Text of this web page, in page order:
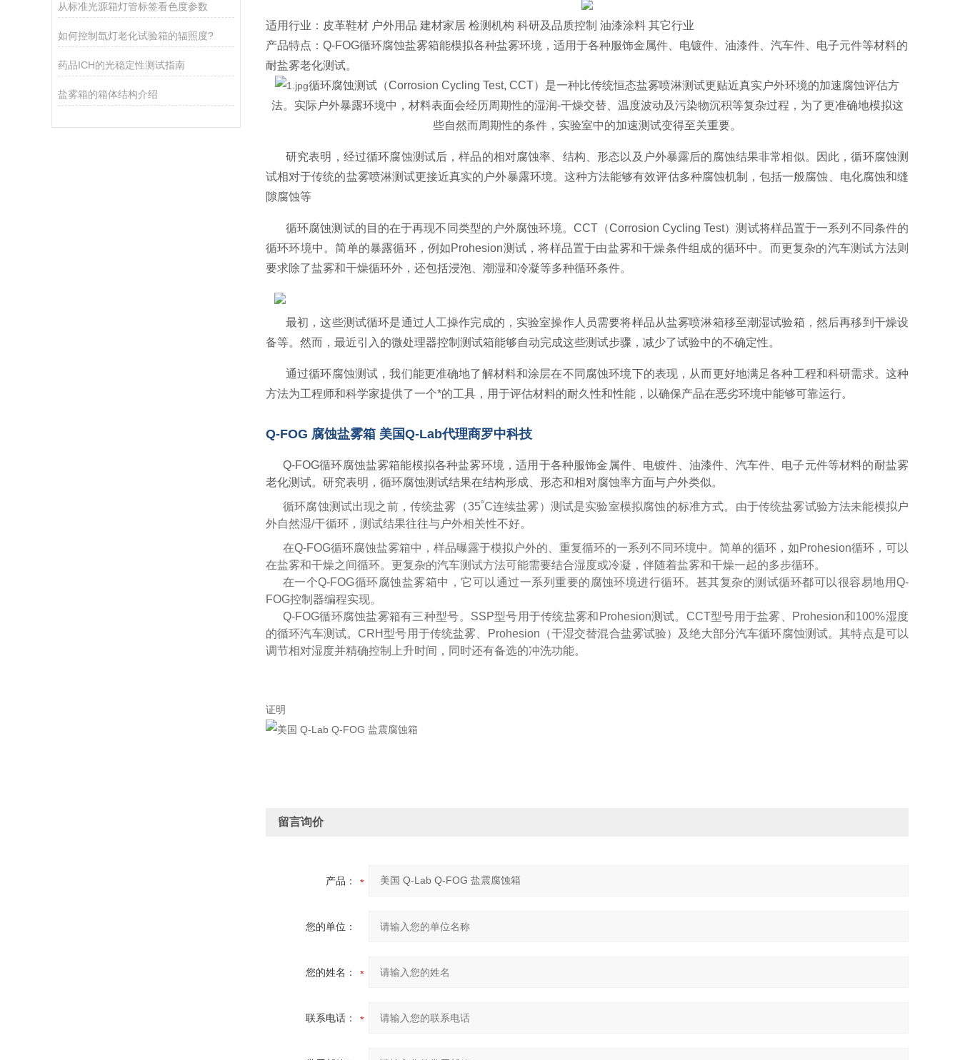
从标准光源箱灯管标签看色度参数
如何控制氙灯老化试验箱的辐照度?
药品ICH的光稳定性测试指南
盐雾箱的箱体结构介绍
适用行业：皮革鞋材 户外用品 建材家居 检测机构 科研及品质控制 油漆涂料 其它行业
产品特点：Q-FOG循环腐蚀盐雾箱能模拟各种盐雾环境，适用于各种服饰金属件、电镀件、油漆件、汽车件、电子元件等材料的
耐盐雾老化测试。
循环腐蚀测试（Corrosion Cycling Test, CCT）是一种比传统恒态盐雾喷淋测试更贴近真实户外环境的加速腐蚀评估方
法。实际户外暴露环境中，材料表面会经历周期性的湿润-干燥交替、温度波动及污染物沉积等复杂过程，为了更准确地模拟这
些自然而周期性的条件，实验室中的加速测试变得至关重要。
研究表明，经过循环腐蚀测试后，样品的相对腐蚀率、结构、形态以及户外暴露后的腐蚀结果非常相似。因此，循环腐蚀测
试相对于传统的盐雾喷淋测试更接近真实的户外暴露环境。这种方法能够有效评估多种腐蚀机制，包括一般腐蚀、电化腐蚀和缝
隙腐蚀等
循环腐蚀测试的目的在于再现不同类型的户外腐蚀环境。CCT（Corrosion Cycling Test）测试将样品置于一系列不同条件的
循环环境中。简单的暴露循环，例如Prohesion测试，将样品置于由盐雾和干燥条件组成的循环中。而更复杂的汽车测试方法则
要求除了盐雾和干燥循环外，还包括浸泡、潮湿和冷凝等多种循环条件。
最初，这些测试循环是通过人工操作完成的，实验室操作人员需要将样品从盐雾喷淋箱移至潮湿试验箱，然后再移到干燥设
备等。然而，最近引入的微处理器控制测试箱能够自动完成这些测试步骤，减少了试验中的不确定性。
通过循环腐蚀测试，我们能更准确地了解材料和涂层在不同腐蚀环境下的表现，从而更好地满足各种工程和科研需求。这种
方法为工程师和科学家提供了一个*的工具，用于评估材料的耐久性和性能，以确保产品在恶劣环境中能够可靠运行。
Q-FOG 腐蚀盐雾箱 美国Q-Lab代理商罗中科技
Q-FOG循环腐蚀盐雾箱能模拟各种盐雾环境，适用于各种服饰金属件、电镀件、油漆件、汽车件、电子元件等材料的耐盐雾
老化测试。研究表明，循环腐蚀测试结果在结构形成、形态和相对腐蚀率方面与户外类似。
循环腐蚀测试出现之前，传统盐雾（35˚C连续盐雾）测试是实验室模拟腐蚀的标准方式。由于传统盐雾试验方法未能模拟户
外自然湿/干循环，测试结果往往与户外相关性不好。
在Q-FOG循环腐蚀盐雾箱中，样品曝露于模拟户外的、重复循环的一系列不同环境中。简单的循环，如Prohesion循环，可以
在盐雾和干燥之间循环。更复杂的汽车测试方法可能需要结合湿度或冷凝，伴随着盐雾和干燥一起的多步循环。
在一个Q-FOG循环腐蚀盐雾箱中，它可以通过一系列重要的腐蚀环境进行循环。甚其复杂的测试循环都可以很容易地用Q-
FOG控制器编程实现。
Q-FOG循环腐蚀盐雾箱有三种型号。SSP型号用于传统盐雾和Prohesion测试。CCT型号用于盐雾、Prohesion和100%湿度
的循环汽车测试。CRH型号用于传统盐雾、Prohesion（干湿交替混合盐雾试验）及绝大部分汽车循环腐蚀测试。其特点是可以
调节相对湿度并精确控制上升时间，同时还有备选的冲洗功能。
证明
留言询价
产品：
您的单位：
您的姓名：
联系电话：